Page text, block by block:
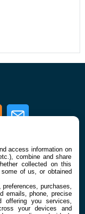
RSS Newsletter
access information on
combine and share
collected on this
of us, or obtained
purchases,
emails, phone, precise
offering you services,
your devices and